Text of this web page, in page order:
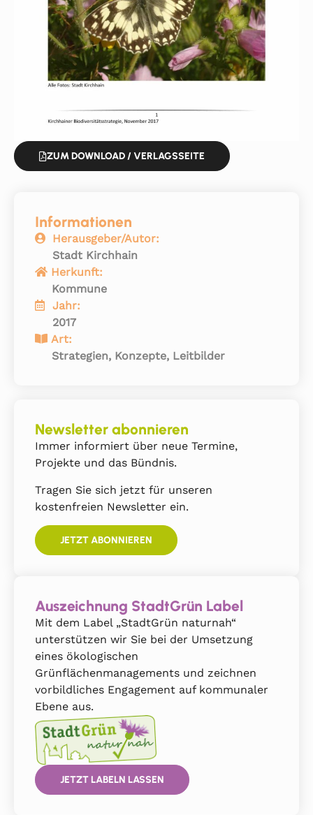
ZUM DOWNLOAD / VERLAGSSEITE
Informationen
Herausgeber/Autor:
Stadt Kirchhain
Herkunft:
Kommune
Jahr:
2017
Art:
Strategien, Konzepte, Leitbilder
Newsletter abonnieren
Immer informiert über neue Termine,
Projekte und das Bündnis.
Tragen Sie sich jetzt für unseren
kostenfreien Newsletter ein.
JETZT ABONNIEREN
Auszeichnung StadtGrün Label
Mit dem Label „StadtGrün naturnah“
unterstützen wir Sie bei der Umsetzung
eines ökologischen
Grünflächenmanagements und zeichnen
vorbildliches Engagement auf kommunaler
Ebene aus.
JETZT LABELN LASSEN